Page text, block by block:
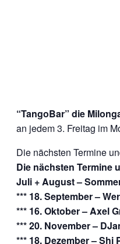
“TangoBar” die
an jedem 3. Freitag im
Die nächsten Termine
Die nächsten Termine
Juli + August –
*** 18. September –
*** 16. Oktober – Axel
*** 20. November –
*** 18. Dezember –